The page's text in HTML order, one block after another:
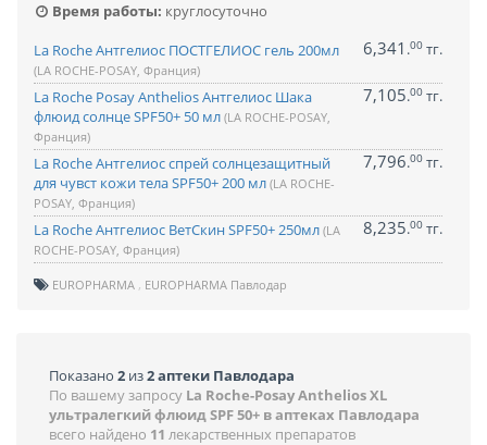
Время работы: круглосуточно
La Roche Антгелиос ПОСТГЕЛИОС гель 200мл
(LA ROCHE-POSAY, Франция)
6,341 .00 тг.
La Roche Posay Anthelios Антгелиос Шака
флюид солнце SPF50+ 50 мл (LA ROCHE-POSAY,
Франция)
7,105.00 тг.
La Roche Антгелиос спрей солнцезащитный
для чувст кожи тела SPF50+ 200 мл (LA ROCHE-
POSAY, Франция)
7,796.00 тг.
La Roche Антгелиос ВетСкин SPF50+ 250мл (LA
ROCHE-POSAY, Франция)
8,235.00 тг.
EUROPHARMA EUROPHARMA Павлодар
Показано 2 из2 аптеки Павлодара
По вашему запросу La Roche-Posay Anthelios XL
ультралегкий флюид SPF 50+ в аптеках Павлодара
всего найдено 11 лекарственных препаратов